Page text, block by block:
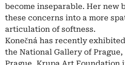
become inseparable. Her new
these concerns into a more
articulation of softness.
Konečná has recently
the National Gallery of